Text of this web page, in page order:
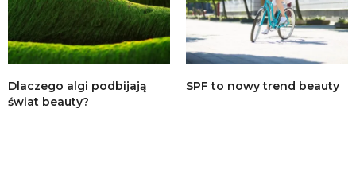
Dlaczego algi podbijają
świat beauty?
SPF to nowy trend beauty